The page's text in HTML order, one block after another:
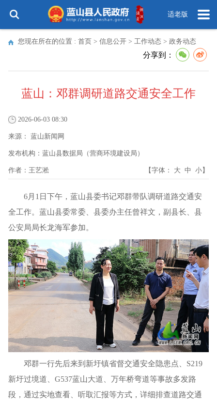
适老版
您现在所在的位置 : 首页 > 信息公开 > 工作动态 > 政务动态
分享到：
蓝山：邓群调研道路交通安全工作
2026-06-03 08:30
来源： 蓝山新闻网
发布机构： 蓝山县数据局（营商环境建设局）
作者： 王艺淞 【字体： 大 中 小】
6月1日下午，蓝山县委书记邓群带队调研道路交通安
全工作。蓝山县委常委、县委办主任曾祥文，副县长、县
公安局局长龙海军参加。
邓群一行先后来到新圩镇省督交通安全隐患点、S219
新圩过境道、G537蓝山大道、万年桥弯道等事故多发路
段，通过实地查看、听取汇报等方式，详细排查道路交通